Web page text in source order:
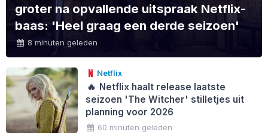
groter na opvallende uitspraak Netflix-
baas: 'Heel graag een derde seizoen'
8 minuten geleden
Netflix
🔥 Netflix haalt release laatste
seizoen 'The Witcher' stilletjes uit
planning voor 2026
60 minuten geleden